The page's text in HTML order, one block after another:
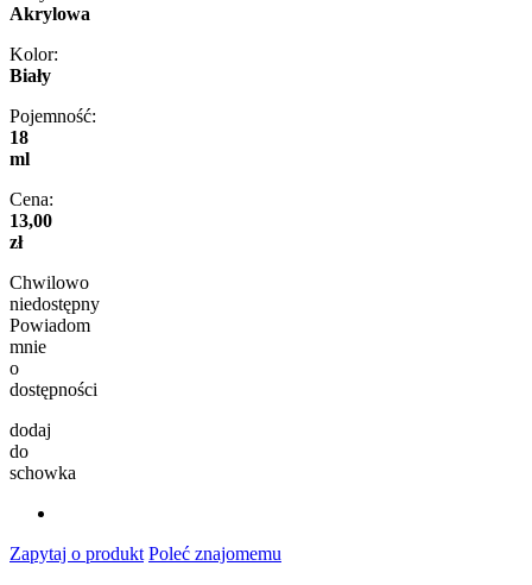
Akrylowa
Kolor:
Biały
Pojemność:
18
ml
Cena:
13,00
zł
Chwilowo
niedostępny
Powiadom
mnie
o
dostępności
dodaj
do
schowka
Zapytaj o produkt Poleć znajomemu